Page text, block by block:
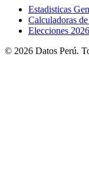
Estadisticas
Calculadoras
Elecciones 2026
© 2026 Datos Perú.